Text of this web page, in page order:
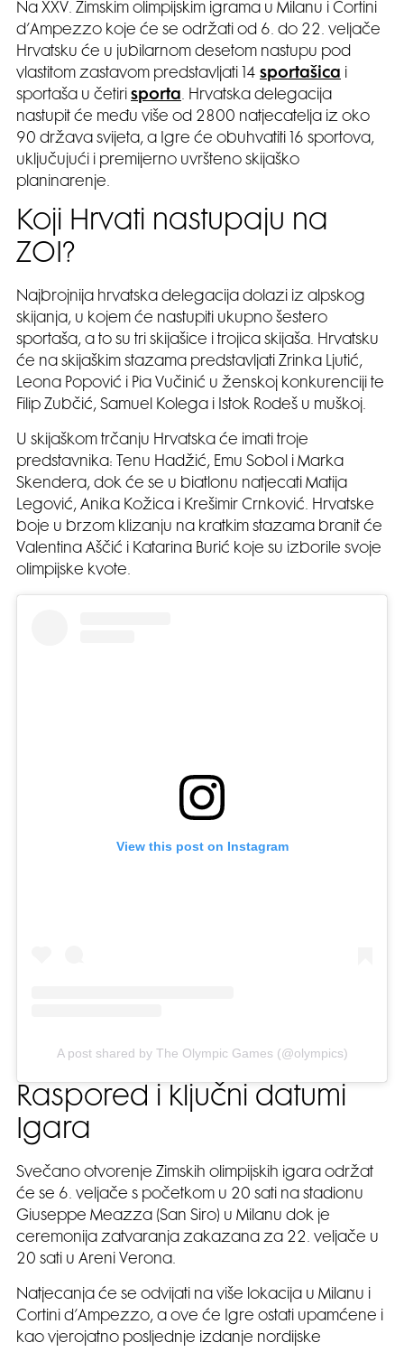
Na XXV. Zimskim olimpijskim igrama u Milanu i Cortini
d’Ampezzo koje će se održati od 6. do 22. veljače
Hrvatsku će u jubilarnom desetom nastupu pod
vlastitom zastavom predstavljati 14 sportašica i
sportaša u četiri sporta. Hrvatska delegacija
nastupit će među više od 2800 natjecatelja iz oko
90 država svijeta, a Igre će obuhvatiti 16 sportova,
uključujući i premijerno uvršteno skijaško
planinarenje.
Koji Hrvati nastupaju na
ZOI?
Najbrojnija hrvatska delegacija dolazi iz alpskog
skijanja, u kojem će nastupiti ukupno šestero
sportaša, a to su tri skijašice i trojica skijaša. Hrvatsku
će na skijaškim stazama predstavljati Zrinka Ljutić,
Leona Popović i Pia Vučinić u ženskoj konkurenciji te
Filip Zubčić, Samuel Kolega i Istok Rodeš u muškoj.
U skijaškom trčanju Hrvatska će imati troje
predstavnika: Tenu Hadžić, Emu Sobol i Marka
Skendera, dok će se u biatlonu natjecati Matija
Legović, Anika Kožica i Krešimir Crnković. Hrvatske
boje u brzom klizanju na kratkim stazama branit će
Valentina Aščić i Katarina Burić koje su izborile svoje
olimpijske kvote.
View this post on Instagram
A post shared by The Olympic Games (@olympics)
Raspored i ključni datumi
Igara
Svečano otvorenje Zimskih olimpijskih igara održat
će se 6. veljače s početkom u 20 sati na stadionu
Giuseppe Meazza (San Siro) u Milanu dok je
ceremonija zatvaranja zakazana za 22. veljače u
20 sati u Areni Verona.
Natjecanja će se odvijati na više lokacija u Milanu i
Cortini d’Ampezzo, a ove će Igre ostati upamćene i
kao vjerojatno posljednje izdanje nordijske